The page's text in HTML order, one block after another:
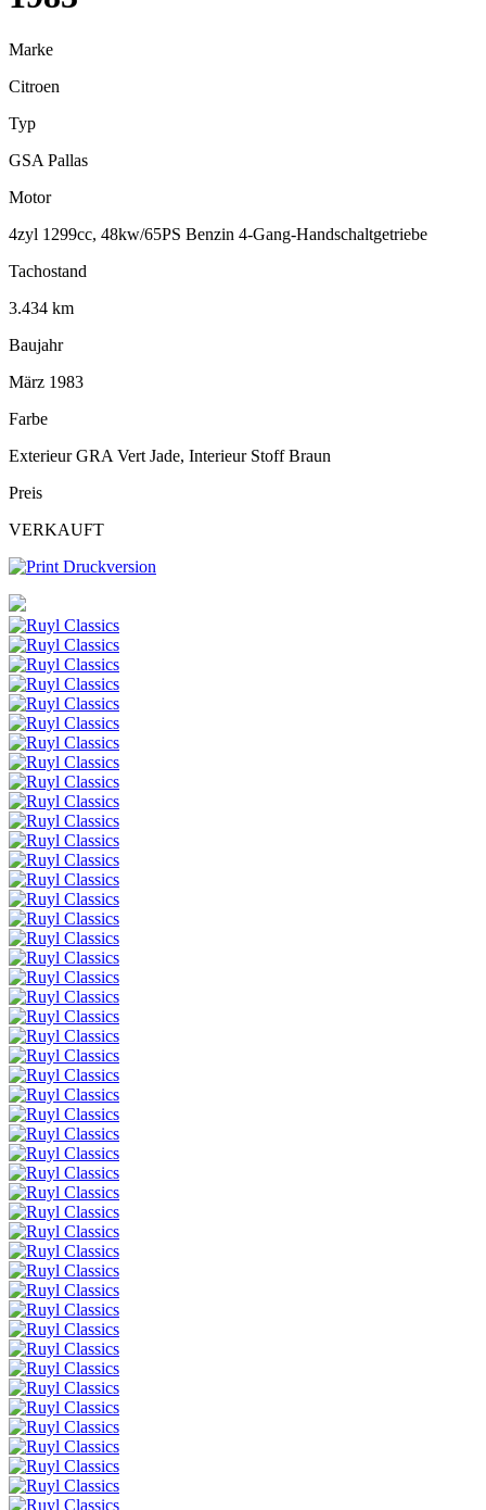
Marke
Citroen
Typ
GSA Pallas
Motor
4zyl 1299cc, 48kw/65PS Benzin 4-Gang-Handschaltgetriebe
Tachostand
3.434 km
Baujahr
März 1983
Farbe
Exterieur GRA Vert Jade, Interieur Stoff Braun
Preis
VERKAUFT
Druckversion